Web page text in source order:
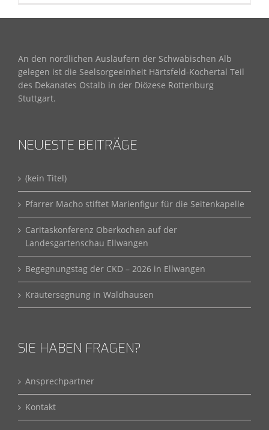
An den nördlichen Ausläufern der Schwäbischen Alb
gelegen ist die Seelsorgeeinheit Härtsfeld-Kochertal Teil
des Dekanates Ostalb in der Diözese Rottenburg
Stuttgart.
NEUESTE BEITRÄGE
(kein Titel)
Pfarrer Macho stiftet Marienfigur für die Seitenkapelle
Caritaskonferenz Oberkochen auf der
Landesgartenschau Ellwangen
Begegnungstag der CKD – 2026 in Ellwangen
Kräutersegnung in Waldhausen
SIE HABEN FRAGEN?
Ansprechpartner
Kontakt